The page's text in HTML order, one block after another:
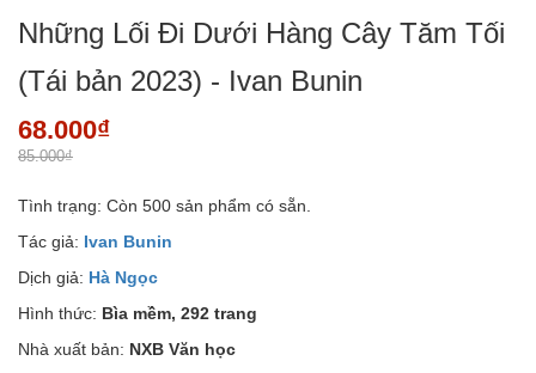
Những Lối Đi Dưới Hàng Cây Tăm Tối
(Tái bản 2023) - Ivan Bunin
68.000₫
85.000₫
Tình trạng: Còn 500 sản phẩm có sẵn.
Tác giả: Ivan Bunin
Dịch giả: Hà Ngọc
Hình thức: Bìa mềm, 292 trang
Nhà xuất bản: NXB Văn học